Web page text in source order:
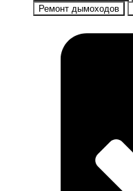
Ремонт дымоходов